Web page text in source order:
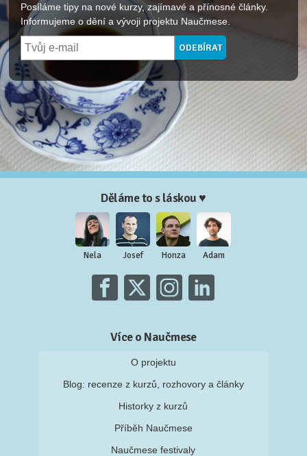
Posíláme tipy na nové kurzy, zajímavé a přínosné články.
Informujeme o dění a vývoji projektu Naučmese.
Děláme to s láskou ♥
Nela Josef Honza Adam
Více o Naučmese
O projektu
Blog: recenze z kurzů, rozhovory a články
Historky z kurzů
Příběh Naučmese
Naučmese festivaly